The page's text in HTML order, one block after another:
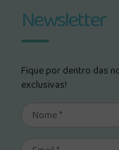
Newsletter
Fique por dentro das
exclusivas!